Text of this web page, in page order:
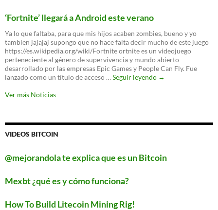
es
oficial:
un
nuevo
protocolo
para
proteger
tu
‘Fortnite’ llegará a Android este verano
Ya lo que faltaba, para que mis hijos acaben zombies, bueno y yo
tambien jajajaj supongo que no hace falta decir mucho de este juego
https://es.wikipedia.org/wiki/Fortnite ortnite es un videojuego
perteneciente al género de supervivencia y mundo abierto
desarrollado por las empresas Epic Games y People Can Fly. Fue
lanzado como un título de acceso …Seguir leyendo ‘Fortnite’
→
Ver más Noticias
VIDEOS BITCOIN
@mejorandola te explica que es un Bitcoin
Mexbt ¿qué es y cómo funciona?
How To Build Litecoin Mining Rig!